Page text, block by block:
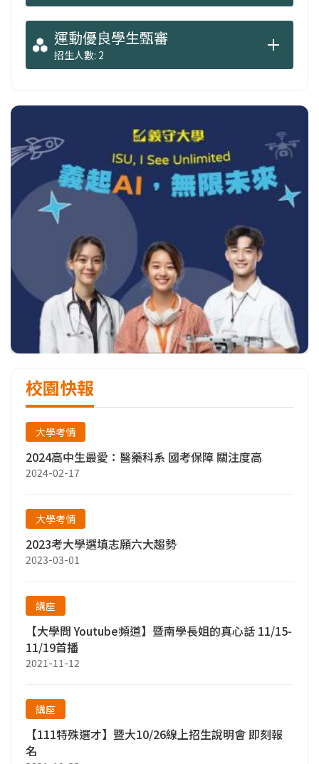
運動優良學生甄審
招生人數: 2
校園快報
大學考情
2024高中生最愛：醫藥科系 國考保障 關注度高
2024-02-17
大學考情
2023考大學選填志願六大趨勢
2023-03-01
講座
【大學問 Youtube頻道】暨南學長姐的真心話 11/15-
11/19首播
2021-11-12
講座
【111特殊選才】暨大10/26線上招生說明會 即刻報
名